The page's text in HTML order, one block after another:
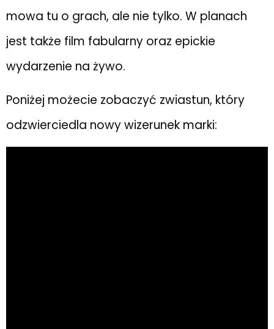
mowa tu o grach, ale nie tylko. W planach
jest także film fabularny oraz epickie
wydarzenie na żywo.
Poniżej możecie zobaczyć zwiastun, który
odzwierciedla nowy wizerunek marki: